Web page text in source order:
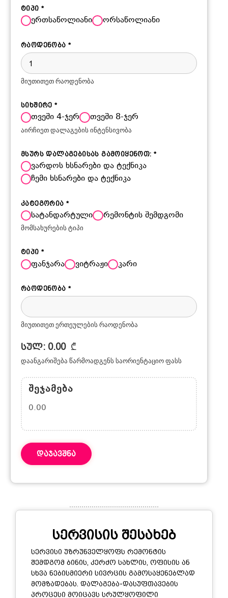
ტიპი *
ერთსაწოლიანი ორსაწოლიანი
რაოდენობა*
მიუთითეთ რაოდენობა
სიხშირე*
თვეში 4-ჯერ თვეში 8-ჯერ
აირჩიეთ დალაგების ინტენსივობა
მსურს დალაგებისას გამოიყენოთ: *
ვარდოს ხსნარები და ტექნიკა
ჩემი ხსნარები და ტექნიკა
კატეგორია*
სატანდარტული რემონტის შემდგომი
მომსახურების ტიპი
ტიპი *
ფანჯარა ვიტრაჟი კარი
რაოდენობა*
მიუთითეთ ერთეულების რაოდენობა
სულ: 0.00₾
დაანგარიშება წარმოადგენს საორიენტაციო ფასს
ᲨᲔᲯᲐᲛᲔᲑᲐ
0.00
დაჯავშნა
სერვისის შესახებ
სერვისი უზრუნველყოფს რემონტის
შემდგომ ბინის, კერძო სახლის, ოფისის ან
სხვა ნებისმიერი სივრცის გამოსაყენებლად
მომზადებას. დალაგება-დასუფთავების
პროცესი მოიცავს სრულყოფილი